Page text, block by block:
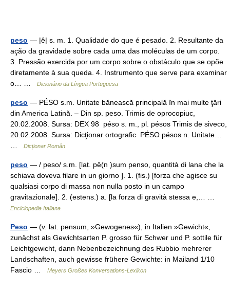
peso — |ê| s. m. 1. Qualidade do que é pesado. 2. Resultante da
ação da gravidade sobre cada uma das moléculas de um corpo.
3. Pressão exercida por um corpo sobre o obstáculo que se opõe
diretamente à sua queda. 4. Instrumento que serve para examinar
o… …
Dicionário da Língua Portuguesa
peso — PÉSO s.m. Unitate bănească principală în mai multe ţări
din America Latină. – Din sp. peso. Trimis de oprocopiuc,
20.02.2008. Sursa: DEX 98 péso s. m., pl. pésos Trimis de siveco,
20.02.2008. Sursa: Dicţionar ortografic PÉSO pésos n. Unitate…
Dicționar Român
peso — / peso/ s.m. [lat. pē(n )sum penso, quantità di lana che la
schiava doveva filare in un giorno ]. 1. (fis.) [forza che agisce su
qualsiasi corpo di massa non nulla posto in un campo
gravitazionale]. 2. (estens.) a. [la forza di gravità stessa e,… …
Enciclopedia Italiana
Peso — (v. lat. pensum, »Gewogenes«), in Italien »Gewicht«,
zunächst als Gewichtsarten P. grosso für Schwer und P. sottile für
Leichtgewicht, dann Nebenbezeichnung des Rubbio mehrerer
Landschaften, auch gewisse frühere Gewichte: in Mailand 1/10
Fascio …
Meyers Großes Konversations-Lexikon